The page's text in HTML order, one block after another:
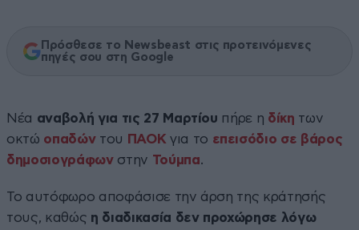
Πρόσθεσε το Newsbeast στις προτεινόμενες
πηγές σου στη Google
Νέα αναβολή για τις 27 Μαρτίου πήρε η δίκη των
οκτώ οπαδώντου ΠΑΟΚ για το επεισόδιο σε βάρος
δημοσιογράφωνστην Τούμπα.
Το αυτόφωρο αποφάσισε την άρση της κράτησής
τους, καθώς η διαδικασία δεν προχώρησε λόγω